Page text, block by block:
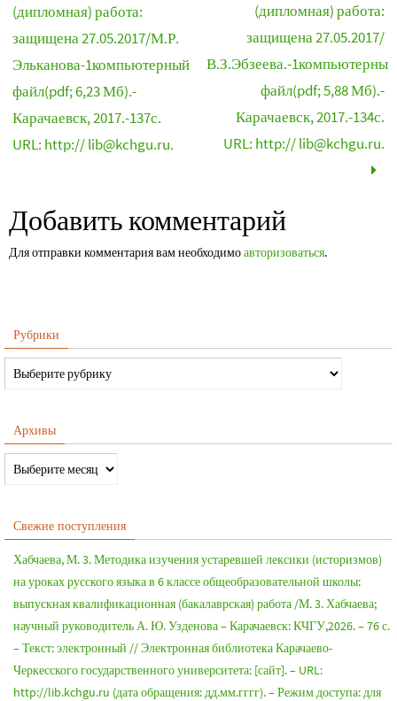
(дипломная) работа:
защищена 27.05.2017/М.Р.
Эльканова-1компьютерный
файл(pdf; 6,23 Мб).-
Карачаевск, 2017.-137с.
URL: http:// lib@kchgu.ru.
(дипломная) работа:
защищена 27.05.2017/
В.З.Эбзеева.-1компьютерный
файл(pdf; 5,88 Мб).-
Карачаевск, 2017.-134с.
URL: http:// lib@kchgu.ru.
Добавить комментарий
Для отправки комментария вам необходимоавторизоваться.
Рубрики
Архивы
Свежие поступления
Хабчаева, М. 3. Методика изучения устаревшей лексики (историзмов)
на уроках русского языка в 6 классе общеобразовательной школы:
выпускная квалификационная (бакалаврская) работа /М. 3. Хабчаева;
научный руководитель А. Ю. Узденова – Карачаевск: КЧГУ,2026. – 76 с.
– Текст: электронный // Электронная библиотека Карачаево-
Черкесского государственного университета: [сайт]. – URL:
http://lib.kchgu.ru (дата обращения: дд.мм.гггг). – Режим доступа: для